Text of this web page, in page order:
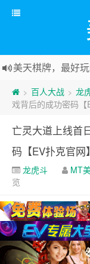
> 百人大战 > 龙
戏背后的成功密码【
亡灵大道上线首
码【EV扑克官网】
龙虎斗 MT
览